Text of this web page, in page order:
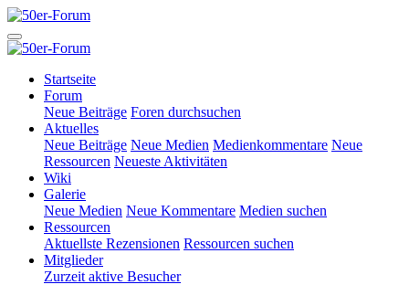
Startseite
Forum
Neue Beiträge Foren durchsuchen
Aktuelles
Neue Beiträge Neue Medien Medienkommentare Neue
Ressourcen Neueste Aktivitäten
Wiki
Galerie
Neue Medien Neue Kommentare Medien suchen
Ressourcen
Aktuellste Rezensionen Ressourcen suchen
Mitglieder
Zurzeit aktive Besucher